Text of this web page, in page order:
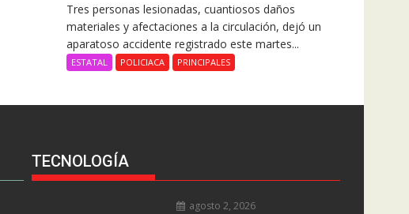
Tres personas lesionadas, cuantiosos daños
materiales y afectaciones a la circulación, dejó un
aparatoso accidente registrado este martes...
ESTATAL POLICIACA PRINCIPALES
TECNOLOGÍA
agosto 2, 2026